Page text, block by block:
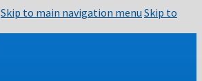
Skip to main navigation menu Skip to